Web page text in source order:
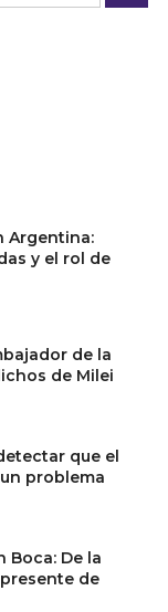
Argentina:
y el rol de
de la
de Milei
que el
problema
Boca: De la
de